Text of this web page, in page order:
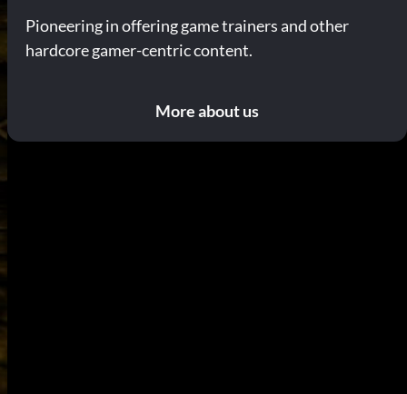
Pioneering in offering game trainers and other
hardcore gamer-centric content.
More about us